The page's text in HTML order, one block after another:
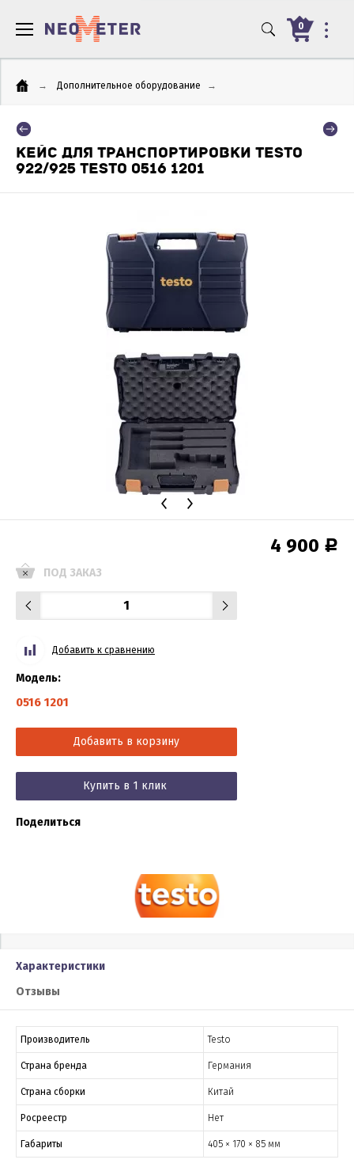
0
→ Дополнительное оборудование →
КЕЙС ДЛЯ ТРАНСПОРТИРОВКИ TESTO
922/925 TESTO 0516 1201
4 900 Р
ПОД ЗАКАЗ
Добавить к сравнению
Модель:
0516 1201
Добавить в корзину
Купить в 1 клик
Поделиться
Характеристики
Отзывы
Производитель Testo
Страна бренда Германия
Страна сборки Китай
Росреестр Нет
Габариты 405 × 170 × 85 мм